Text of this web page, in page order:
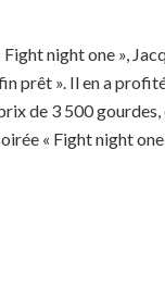
night one »,
prêt ». Il en a
prix de 3 500
« Fight night one